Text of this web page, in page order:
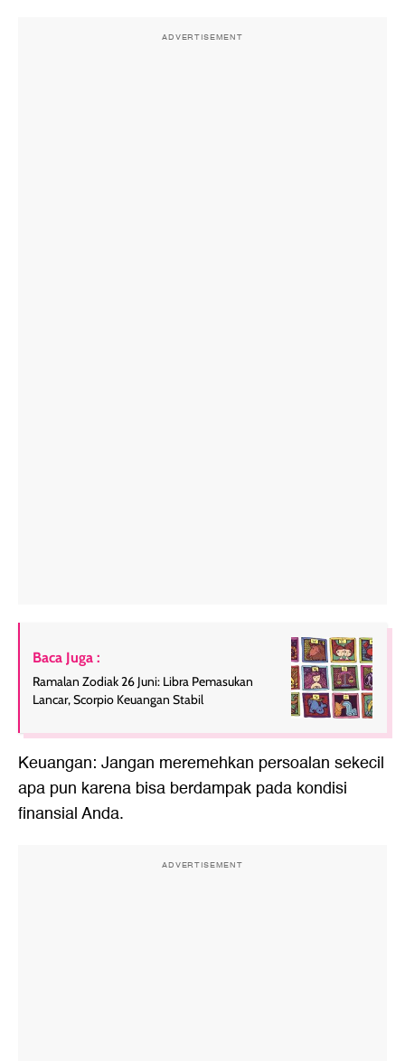
ADVERTISEMENT
Baca Juga :
Ramalan Zodiak 26 Juni: Libra Pemasukan
Lancar, Scorpio Keuangan Stabil
Keuangan: Jangan meremehkan persoalan sekecil
apa pun karena bisa berdampak pada kondisi
finansial Anda.
ADVERTISEMENT